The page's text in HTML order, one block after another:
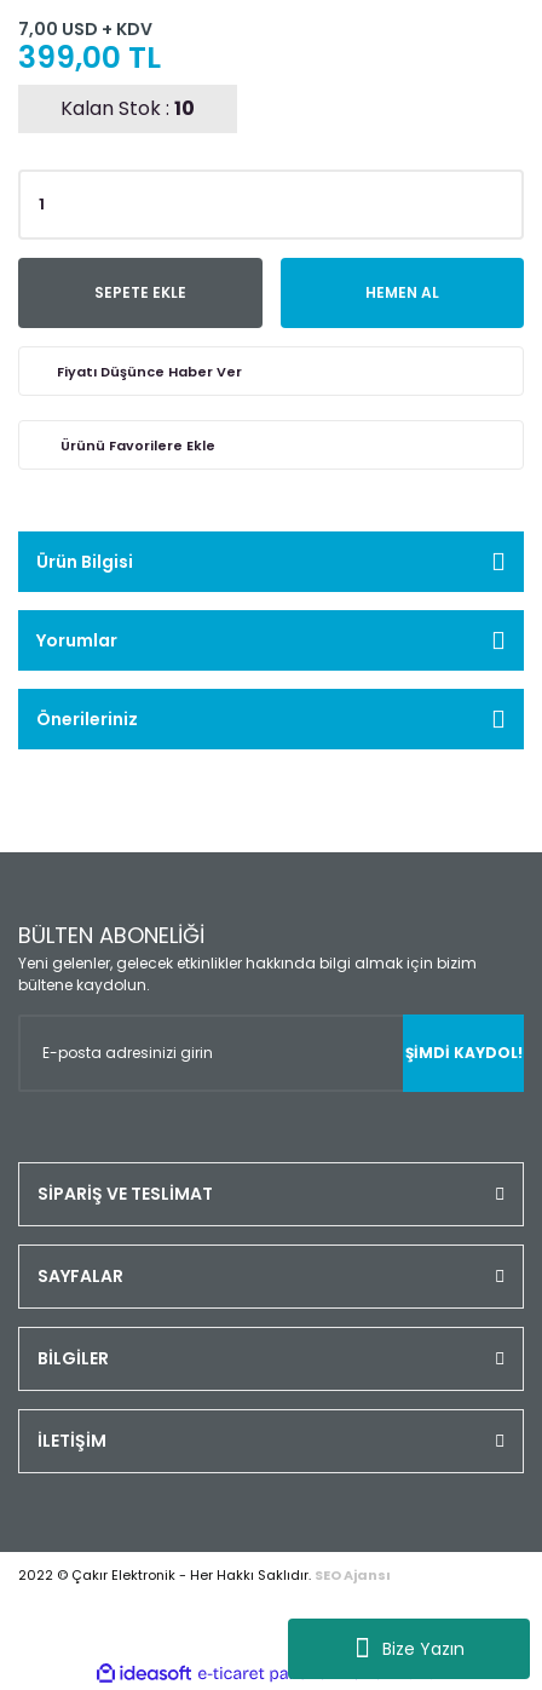
Bize Yazın
7,00 USD + KDV
399,00 TL
Kalan Stok : 10
SEPETE EKLE HEMEN AL
Fiyatı Düşünce Haber Ver
Ürün Bilgisi
Yorumlar
Önerileriniz
BÜLTEN ABONELİĞİ
Yeni gelenler, gelecek etkinlikler hakkında bilgi almak için bizim
bültene kaydolun.
ŞİMDİ KAYDOL!
SİPARİŞ VE TESLİMAT
SAYFALAR
BİLGİLER
İLETİŞİM
2022 © Çakır Elektronik - Her Hakkı Saklıdır. SEO Ajansı
ideasoft